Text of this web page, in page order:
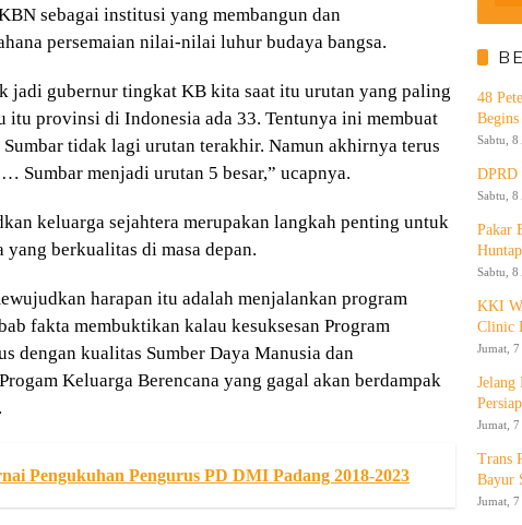
sebagai institusi yang membangun dan
persemaian nilai-nilai luhur budaya bangsa.
jadi gubernur tingkat KB kita saat itu urutan yang paling
itu provinsi di Indonesia ada 33. Tentunya ini membuat
tidak lagi urutan terakhir. Namun akhirnya terus
Sumbar menjadi urutan 5 besar,” ucapnya.
keluarga sejahtera merupakan langkah penting untuk
berkualitas di masa depan.
harapan itu adalah menjalankan program
fakta membuktikan kalau kesuksesan Program
dengan kualitas Sumber Daya Manusia dan
Keluarga Berencana yang gagal akan berdampak
Pengukuhan Pengurus PD DMI Padang 2018-2023
48
Sabtu, 8
DPRD
Sabtu, 8
Pakar
Sabtu, 8
KKI
Clinic
Jumat,
Jelang
Jumat,
Trans
Bayur
Jumat,